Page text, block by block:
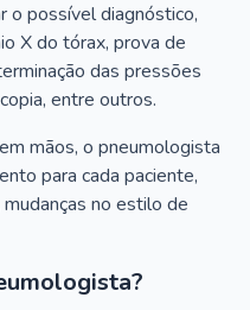
o possível diagnóstico,
X do tórax, prova de
das pressões
entre outros.
mãos, o pneumologista
para cada paciente,
no estilo de